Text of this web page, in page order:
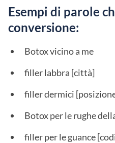
Esempi di parole
conversione:
Botox vicino a me
filler labbra [città]
filler dermici
Botox per le rughe
filler per le guance